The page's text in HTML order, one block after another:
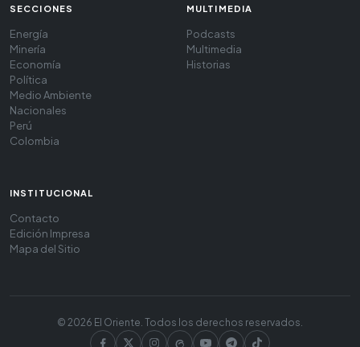
SECCIONES
Energía
Minería
Economía
Política
Medio Ambiente
Nacionales
Perú
Colombia
MULTIMEDIA
Podcasts
Multimedia
Historias
INSTITUCIONAL
Contacto
Edición Impresa
Mapa del Sitio
© 2026 El Oriente. Todos los derechos reservados.